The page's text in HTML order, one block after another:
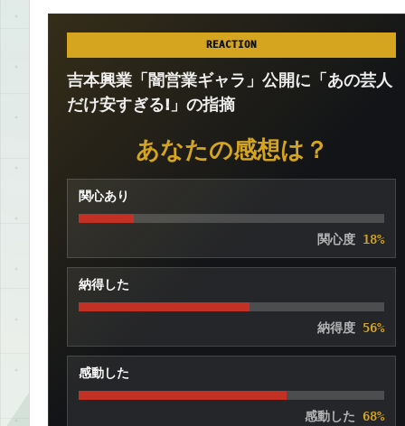
REACTION
吉本興業「闇営業ギャラ」公開に「あの芸人
だけ安すぎる!」の指摘
あなたの感想は？
関心あり
関心度 18%
納得した
納得度 56%
感動した
感動した 68%